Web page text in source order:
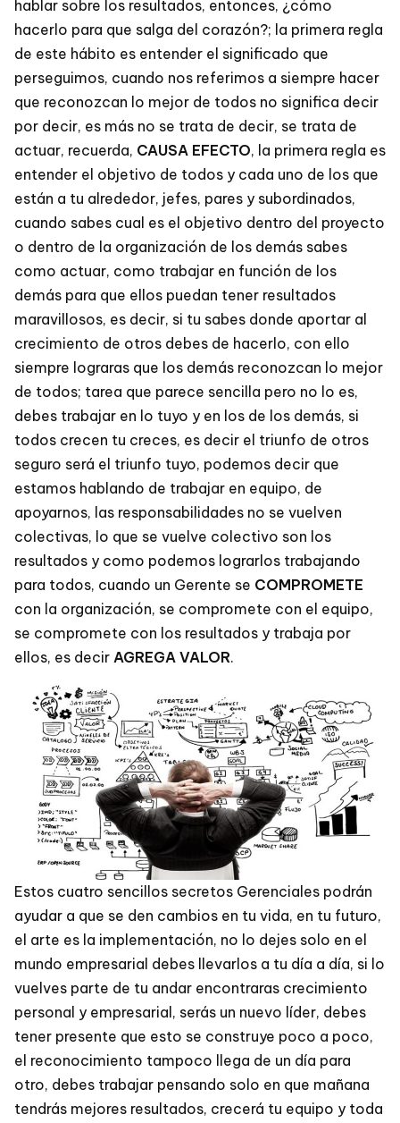
hablar sobre los resultados, entonces, ¿cómo
hacerlo para que salga del corazón?; la primera regla
de este hábito es entender el significado que
perseguimos, cuando nos referimos a siempre hacer
que reconozcan lo mejor de todos no significa decir
por decir, es más no se trata de decir, se trata de
actuar, recuerda, CAUSA EFECTO, la primera regla es
entender el objetivo de todos y cada uno de los que
están a tu alrededor, jefes, pares y subordinados,
cuando sabes cual es el objetivo dentro del proyecto
o dentro de la organización de los demás sabes
como actuar, como trabajar en función de los
demás para que ellos puedan tener resultados
maravillosos, es decir, si tu sabes donde aportar al
crecimiento de otros debes de hacerlo, con ello
siempre lograras que los demás reconozcan lo mejor
de todos; tarea que parece sencilla pero no lo es,
debes trabajar en lo tuyo y en los de los demás, si
todos crecen tu creces, es decir el triunfo de otros
seguro será el triunfo tuyo, podemos decir que
estamos hablando de trabajar en equipo, de
apoyarnos, las responsabilidades no se vuelven
colectivas, lo que se vuelve colectivo son los
resultados y como podemos lograrlos trabajando
para todos, cuando un Gerente se COMPROMETE
con la organización, se compromete con el equipo,
se compromete con los resultados y trabaja por
ellos, es decir AGREGA VALOR.
Estos cuatro sencillos secretos Gerenciales podrán
ayudar a que se den cambios en tu vida, en tu futuro,
el arte es la implementación, no lo dejes solo en el
mundo empresarial debes llevarlos a tu día a día, si lo
vuelves parte de tu andar encontraras crecimiento
personal y empresarial, serás un nuevo líder, debes
tener presente que esto se construye poco a poco,
el reconocimiento tampoco llega de un día para
otro, debes trabajar pensando solo en que mañana
tendrás mejores resultados, crecerá tu equipo y toda